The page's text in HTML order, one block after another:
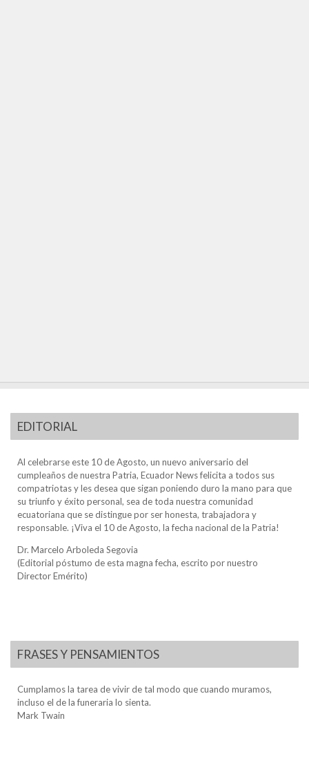
EDITORIAL
Al celebrarse este 10 de Agosto, un nuevo aniversario del
cumpleaños de nuestra Patria, Ecuador News felicita a todos sus
compatriotas y les desea que sigan poniendo duro la mano para que
su triunfo y éxito personal, sea de toda nuestra comunidad
ecuatoriana que se distingue por ser honesta, trabajadora y
responsable. ¡Viva el 10 de Agosto, la fecha nacional de la Patria!
Dr. Marcelo Arboleda Segovia
(Editorial póstumo de esta magna fecha, escrito por nuestro
Director Emérito)
FRASES Y PENSAMIENTOS
Cumplamos la tarea de vivir de tal modo que cuando muramos,
incluso el de la funeraria lo sienta.
Mark Twain